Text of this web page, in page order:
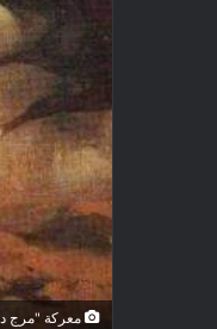
معركة "مرج